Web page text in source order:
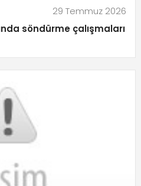
29 Temmuz 2026
söndürme çalışmaları